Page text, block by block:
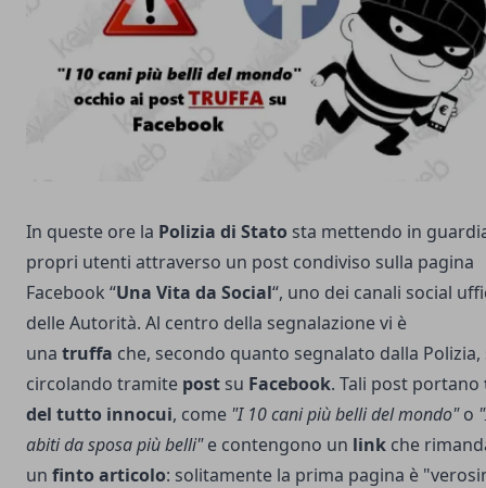
In queste ore la Polizia di Stato sta mettendo in
propri utenti attraverso un post condiviso sulla pagina
Facebook “Una Vita da Social“, uno dei canali social
delle Autorità. Al centro della segnalazione vi è
una truffa che, secondo quanto segnalato dalla Polizia,
circolando tramite post su Facebook. Tali post portano
del tutto innocui, come "I 10 cani più belli del mondo"o
abiti da sposa più belli"e contengono un link che
un finto articolo: solitamente la prima pagina è